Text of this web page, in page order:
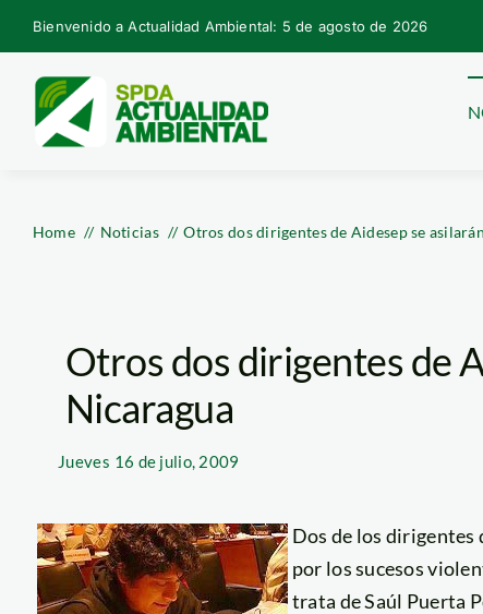
Skip
to
content
Bienvenido a Actualidad Ambiental: 5 de agosto de 2026
Home Noticias Otros dos dirigentes de Aidesep se
Otros dos dirigentes de
Nicaragua
Jueves 16 de julio, 2009
Dos de los dirigentes
por los sucesos
trata de Saúl Puerta